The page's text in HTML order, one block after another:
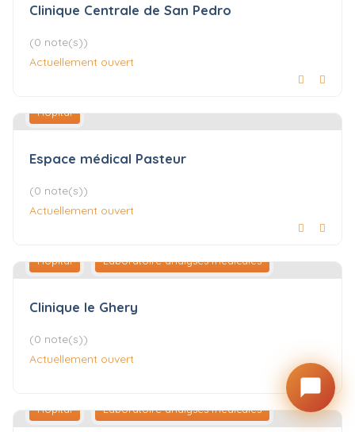
Clinique Centrale de San Pedro
(0 note(s))
Actuellement ouvert
Hôpital
Espace médical Pasteur
(0 note(s))
Actuellement ouvert
Hôpital Laboratoire analyses médicales
Clinique le Ghery
(0 note(s))
Actuellement ouvert
Hôpital Laboratoire analyses médicales